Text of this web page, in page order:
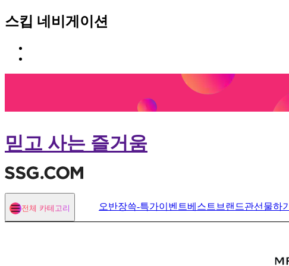
스킵 네비게이션
고
뉴
로
가
문
가
믿고 사는 즐거움
전체 카테고리 오반장쓱-특가이벤트베스트 브랜드관선물하기